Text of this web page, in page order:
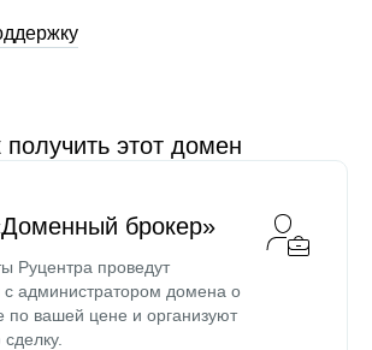
получить этот домен
брокер»
Руцентра проведут
с администратором домена о
по вашей цене и организуют